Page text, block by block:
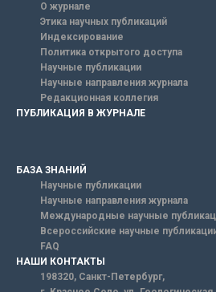
О журнале
Этика научных публикаций
Индексирование
Политика открытого доступа
Научные публикации
Научные направления журнала
Редакционная коллегия
ПУБЛИКАЦИЯ В ЖУРНАЛЕ
БАЗА ЗНАНИЙ
Научные публикации
Научные направления журнала
Международные научные
Всероссийские научные
FAQ
НАШИ КОНТАКТЫ
198320, Санкт-Петербург,